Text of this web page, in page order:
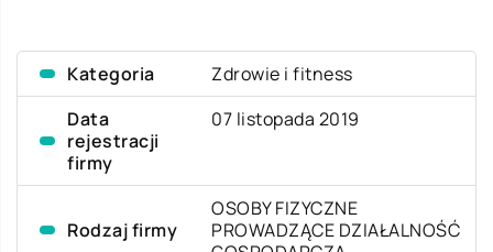
Kategoria
Zdrowie i fitness
Data
rejestracji
firmy
07 listopada 2019
Rodzaj firmy
OSOBY FIZYCZNE
PROWADZĄCE DZIAŁALNOŚĆ